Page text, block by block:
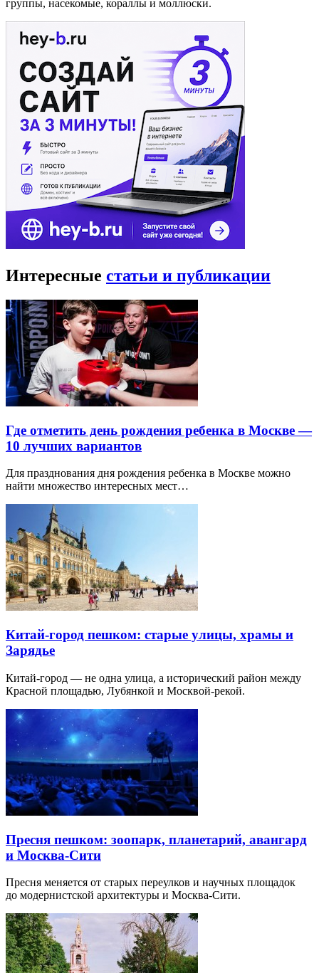
группы, насекомые, кораллы и моллюски.
Интересные статьи и публикации
Где отметить день рождения ребенка в Москве —
10 лучших вариантов
Для празднования дня рождения ребенка в Москве можно
найти множество интересных мест…
Китай-город пешком: старые улицы, храмы и
Зарядье
Китай-город — не одна улица, а исторический район между
Красной площадью, Лубянкой и Москвой-рекой.
Пресня пешком: зоопарк, планетарий, авангард
и Москва-Сити
Пресня меняется от старых переулков и научных площадок
до модернистской архитектуры и Москва-Сити.